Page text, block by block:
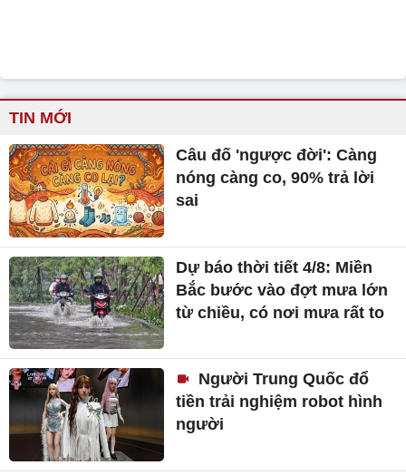
TIN MỚI
Câu đố 'ngược đời': Càng
nóng càng co, 90% trả lời
sai
Dự báo thời tiết 4/8: Miền
Bắc bước vào đợt mưa lớn
từ chiều, có nơi mưa rất to
Người Trung Quốc đổ
tiền trải nghiệm robot hình
người